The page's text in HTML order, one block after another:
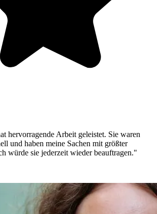
hervorragende Arbeit geleistet. Sie waren
und haben meine Sachen mit größter
würde sie jederzeit wieder beauftragen."